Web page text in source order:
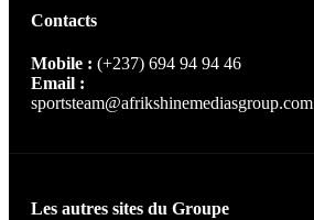
Contacts
Mobile : (+237) 694 94 94 46
Email :
sportsteam@afrikshinemediasgroup.com
Les autres sites du Groupe